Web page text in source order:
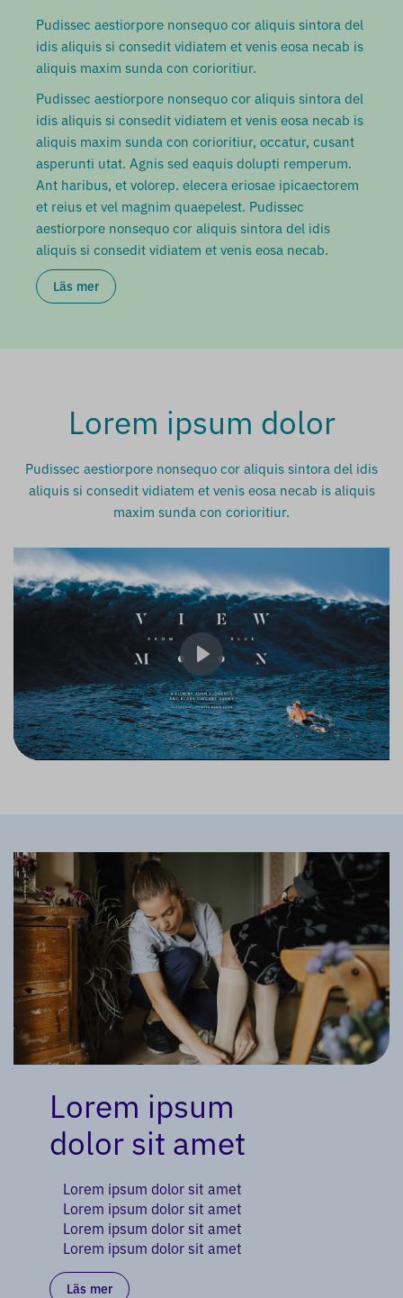
Pudissec aestiorpore nonsequo cor aliquis sintora del
idis aliquis si consedit vidiatem et venis eosa necab is
aliquis maxim sunda con corioritiur.
Pudissec aestiorpore nonsequo cor aliquis sintora del
idis aliquis si consedit vidiatem et venis eosa necab is
aliquis maxim sunda con corioritiur, occatur, cusant
asperunti utat. Agnis sed eaquis dolupti remperum.
Ant haribus, et volorep. elecera eriosae ipicaectorem
et reius et vel magnim quaepelest. Pudissec
aestiorpore nonsequo cor aliquis sintora del idis
aliquis si consedit vidiatem et venis eosa necab.
Läs mer
Lorem ipsum dolor
Pudissec aestiorpore nonsequo cor aliquis sintora del idis
aliquis si consedit vidiatem et venis eosa necab is aliquis
maxim sunda con corioritiur.
Play
Lorem ipsum
dolor sit amet
Lorem ipsum dolor sit amet
Lorem ipsum dolor sit amet
Lorem ipsum dolor sit amet
Lorem ipsum dolor sit amet
Läs mer